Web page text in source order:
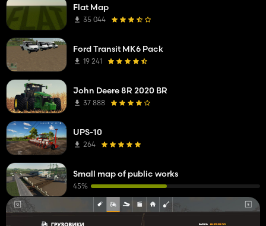
Flat Map
35 044
Ford Transit MK6 Pack
19 241
John Deere 8R 2020 BR
37 888
UPS-10
264
Small map of public works
45%